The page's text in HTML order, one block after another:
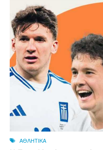
ΑΘΛΗΤΙΚΑ